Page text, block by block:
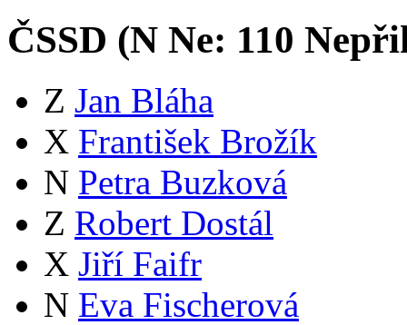
ČSSD (N Ne: 110
Z Jan Bláha
X František Brožík
N Petra Buzková
Z Robert Dostál
X Jiří Faifr
N Eva Fischerová